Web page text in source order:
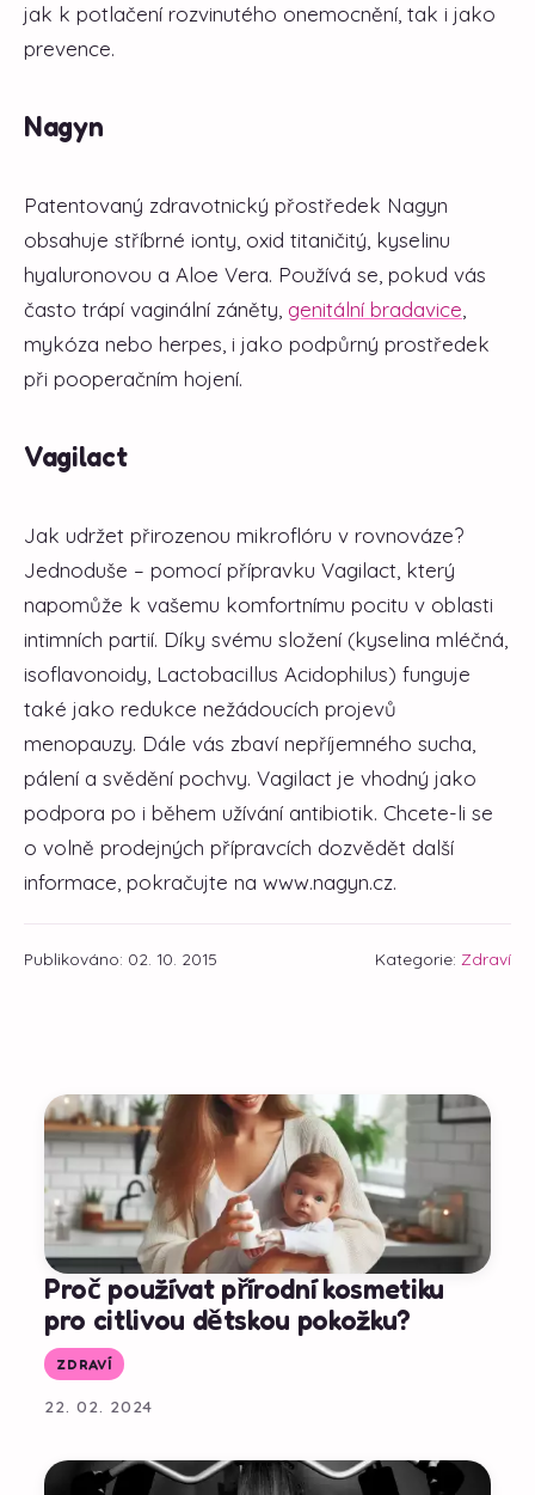
jak k potlačení rozvinutého onemocnění, tak i jako
prevence.
Nagyn
Patentovaný zdravotnický přostředek Nagyn
obsahuje stříbrné ionty, oxid titaničitý, kyselinu
hyaluronovou a Aloe Vera. Používá se, pokud vás
často trápí vaginální záněty, genitální bradavice
mykóza nebo herpes, i jako podpůrný prostředek
při pooperačním hojení.
Vagilact
Jak udržet přirozenou mikroflóru v rovnováze?
Jednoduše – pomocí přípravku Vagilact, který
napomůže k vašemu komfortnímu pocitu v oblasti
intimních partií. Díky svému složení (kyselina mléčná,
isoflavonoidy, Lactobacillus Acidophilus) funguje
také jako redukce nežádoucích projevů
menopauzy. Dále vás zbaví nepříjemného sucha,
pálení a svědění pochvy. Vagilact je vhodný jako
podpora po i během užívání antibiotik. Chcete-li se
o volně prodejných přípravcích dozvědět další
informace, pokračujte na www.nagyn.cz.
Publikováno: 02. 10. 2015 Kategorie: Zdraví
Proč používat přírodní kosmetiku
pro citlivou dětskou pokožku?
ZDRAVÍ
22. 02. 2024